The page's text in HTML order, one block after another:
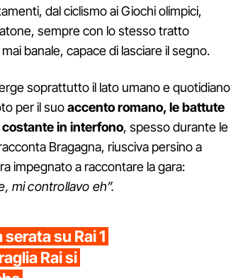
dal ciclismo ai Giochi olimpici,
sempre con lo stesso tratto
banale, capace di lasciare il segno.
soprattutto il lato umano e quotidiano
per il suoaccento romano, le battute
in interfono, spesso durante le
Bragagna, riusciva persino a
impegnato a raccontare la gara:
mi controllavo eh”.
su Rai 1
Rai si